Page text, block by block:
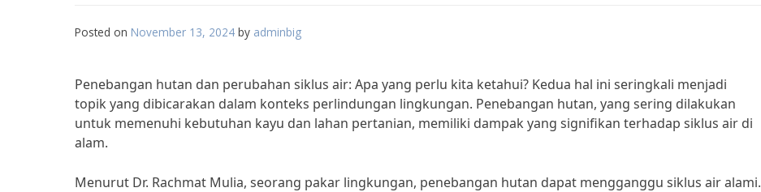
Posted on November 13, 2024 by adminbig
Penebangan hutan dan perubahan siklus air: Apa yang perlu kita ketahui? Kedua hal ini seringkali menjadi
topik yang dibicarakan dalam konteks perlindungan lingkungan. Penebangan hutan, yang sering dilakukan
untuk memenuhi kebutuhan kayu dan lahan pertanian, memiliki dampak yang signifikan terhadap siklus air di
alam.
Menurut Dr. Rachmat Mulia, seorang pakar lingkungan, penebangan hutan dapat mengganggu siklus air alami.